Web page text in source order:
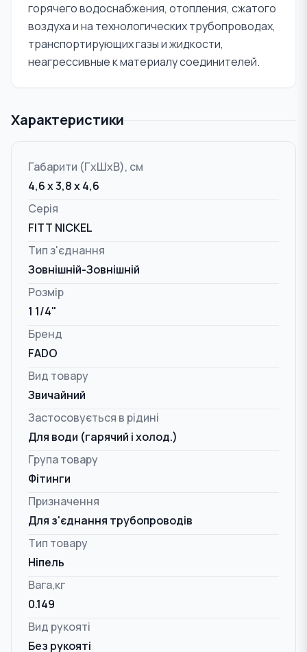
горячего водоснабжения, отопления, сжатого
воздуха и на технологических трубопроводах,
транспортирующих газы и жидкости,
неагрессивные к материалу соединителей.
Характеристики
Габарити (ГxШxВ), см
4,6 x 3,8 x 4,6
Серія
FITT NICKEL
Тип з'єднання
Зовнішній-Зовнішній
Розмір
1 1/4"
Бренд
FADO
Вид товару
Звичайний
Застосовується в рідині
Для води (гарячий і холод.)
Група товару
Фітинги
Призначення
Для з'єднання трубопроводів
Тип товару
Ніпель
Вага,кг
0.149
Вид рукояті
Без рукояті